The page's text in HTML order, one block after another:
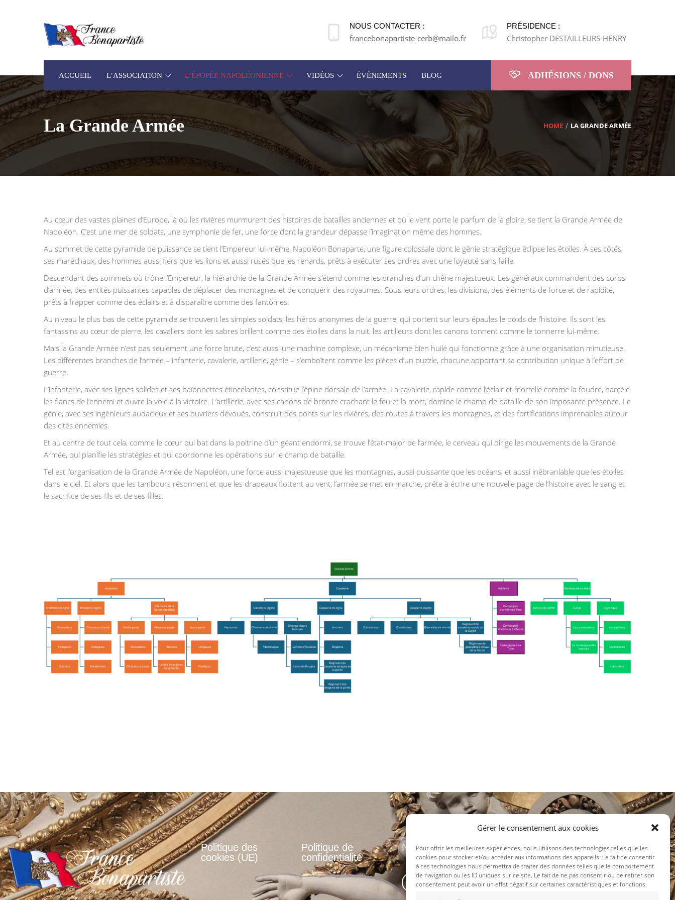
Gérer le consentement aux cookies
Pour offrir les meilleures expériences, nous utilisons des technologies telles que les
cookies pour stocker et/ou accéder aux informations des appareils. Le fait de consentir
à ces technologies nous permettra de traiter des données telles que le comportement
de navigation ou les ID uniques sur ce site. Le fait de ne pas consentir ou de retirer son
consentement peut avoir un effet négatif sur certaines caractéristiques et fonctions.
NOUS CONTACTER :
francebonapartiste-cerb@mailo.fr
PRÉSIDENCE :
Christopher DESTAILLEURS-HENRY
ACCUEIL L’ASSOCIATION L’ÉPOPÉE NAPOLÉONIENNE VIDÉOS ÉVÈNEMENTS BLOG ADHÉSIONS / DONS
La Grande Armée HOME LA GRANDE ARMÉE
Au cœur des vastes plaines d’Europe, là où les rivières murmurent des histoires de batailles anciennes et où le vent porte le parfum de la gloire, se tient la Grande Armée de
Napoléon. C’est une mer de soldats, une symphonie de fer, une force dont la grandeur dépasse l’imagination même des hommes.
Au sommet de cette pyramide de puissance se tient l’Empereur lui-même, Napoléon Bonaparte, une figure colossale dont le génie stratégique éclipse les étoiles. À ses côtés,
ses maréchaux, des hommes aussi fiers que les lions et aussi rusés que les renards, prêts à exécuter ses ordres avec une loyauté sans faille.
Descendant des sommets où trône l’Empereur, la hiérarchie de la Grande Armée s’étend comme les branches d’un chêne majestueux. Les généraux commandent des corps
d’armée, des entités puissantes capables de déplacer des montagnes et de conquérir des royaumes. Sous leurs ordres, les divisions, des éléments de force et de rapidité,
prêts à frapper comme des éclairs et à disparaître comme des fantômes.
Au niveau le plus bas de cette pyramide se trouvent les simples soldats, les héros anonymes de la guerre, qui portent sur leurs épaules le poids de l’histoire. Ils sont les
fantassins au cœur de pierre, les cavaliers dont les sabres brillent comme des étoiles dans la nuit, les artilleurs dont les canons tonnent comme le tonnerre lui-même.
Mais la Grande Armée n’est pas seulement une force brute, c’est aussi une machine complexe, un mécanisme bien huilé qui fonctionne grâce à une organisation minutieuse.
Les différentes branches de l’armée – infanterie, cavalerie, artillerie, génie – s’emboîtent comme les pièces d’un puzzle, chacune apportant sa contribution unique à l’effort de
guerre.
L’infanterie, avec ses lignes solides et ses baïonnettes étincelantes, constitue l’épine dorsale de l’armée. La cavalerie, rapide comme l’éclair et mortelle comme la foudre, harcèle
les flancs de l’ennemi et ouvre la voie à la victoire. L’artillerie, avec ses canons de bronze crachant le feu et la mort, domine le champ de bataille de son imposante présence. Le
génie, avec ses ingénieurs audacieux et ses ouvriers dévoués, construit des ponts sur les rivières, des routes à travers les montagnes, et des fortifications imprenables autour
des cités ennemies.
Et au centre de tout cela, comme le cœur qui bat dans la poitrine d’un géant endormi, se trouve l’état-major de l’armée, le cerveau qui dirige les mouvements de la Grande
Armée, qui planifie les stratégies et qui coordonne les opérations sur le champ de bataille.
Tel est l’organisation de la Grande Armée de Napoléon, une force aussi majestueuse que les montagnes, aussi puissante que les océans, et aussi inébranlable que les étoiles
dans le ciel. Et alors que les tambours résonnent et que les drapeaux flottent au vent, l’armée se met en marche, prête à écrire une nouvelle page de l’histoire avec le sang et
le sacrifice de ses fils et de ses filles.
Politique des
cookies (UE)
Politique de
confidentialité
Nos réseaux sociaux :